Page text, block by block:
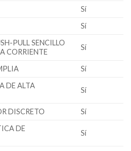
Sí
Sí
PULL SENCILLO
CORRIENTE
Sí
Sí
DE ALTA
Sí
DISCRETO
Sí
DE
Sí